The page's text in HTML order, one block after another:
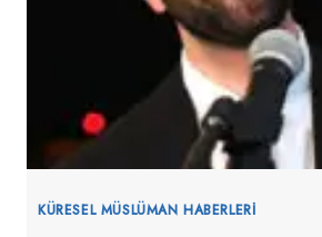
KÜRESEL MÜSLÜMAN HABERLERI